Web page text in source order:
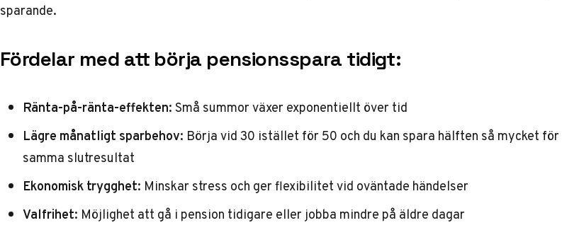
sparande.
Fördelar med att börja pensionsspara tidigt:
Ränta-på-ränta-effekten:Små summor växer exponentiellt över tid
Lägre månatligt sparbehov: Börja vid 30 istället för 50 och du kan spara hälften så mycket för
samma slutresultat
Ekonomisk trygghet: Minskar stress och ger flexibilitet vid oväntade händelser
Valfrihet: Möjlighet att gå i pension tidigare eller jobba mindre på äldre dagar